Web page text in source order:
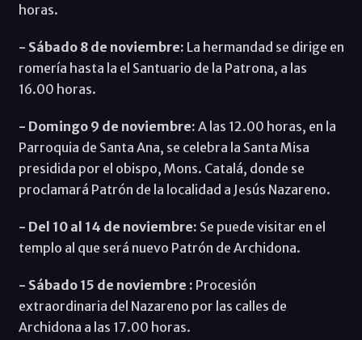
horas.
- Sábado 8 de noviembre: La hermandad se dirige en
romería hasta la el Santuario de la Patrona, a las
16.00 horas.
- Domingo 9 de noviembre: A las 12.00 horas, en la
Parroquia de Santa Ana, se celebra la Santa Misa
presidida por el obispo, Mons. Catalá, donde se
proclamará Patrón de la localidad a Jesús Nazareno.
- Del 10 al 14 de noviembre: Se puede visitar en el
templo al que será nuevo Patrón de Archidona.
- Sábado 15 de noviembre : Procesión
extraordinaria del Nazareno por las calles de
Archidona a las 17.00 horas.